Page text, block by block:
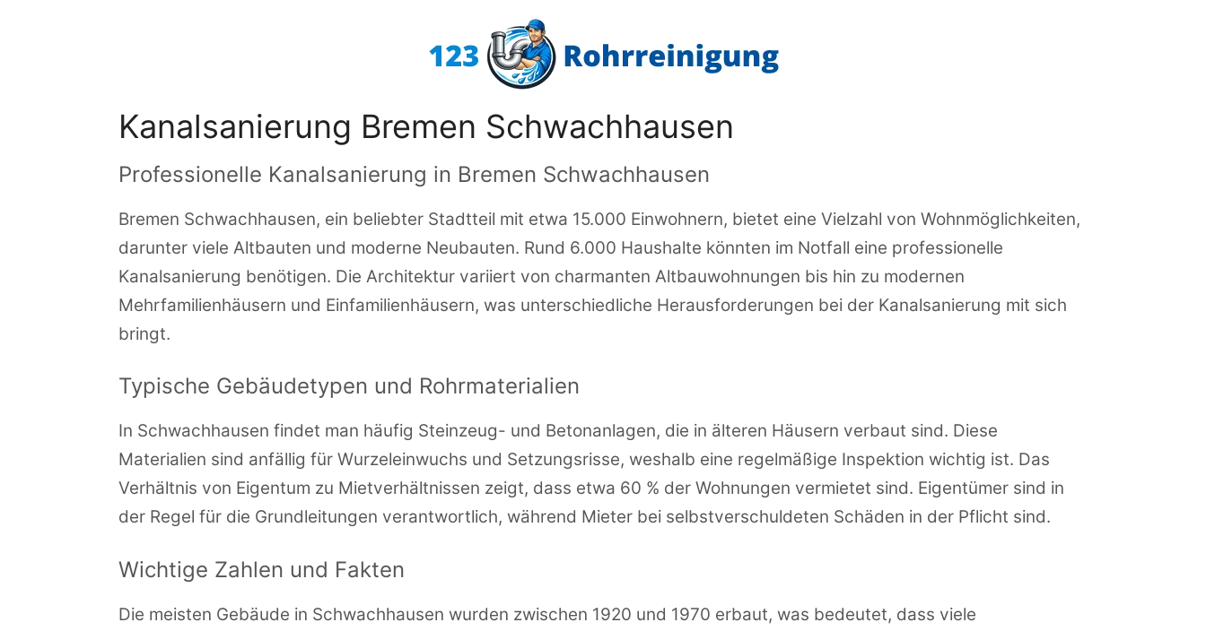
Kanalsanierung Bremen Schwachhausen
Professionelle Kanalsanierung in Bremen Schwachhausen
Bremen Schwachhausen, ein beliebter Stadtteil mit etwa 15.000 Einwohnern, bietet eine Vielzahl von Wohnmöglichkeiten,
darunter viele Altbauten und moderne Neubauten. Rund 6.000 Haushalte könnten im Notfall eine professionelle
Kanalsanierung benötigen. Die Architektur variiert von charmanten Altbauwohnungen bis hin zu modernen
Mehrfamilienhäusern und Einfamilienhäusern, was unterschiedliche Herausforderungen bei der Kanalsanierung mit sich
bringt.
Typische Gebäudetypen und Rohrmaterialien
In Schwachhausen findet man häufig Steinzeug- und Betonanlagen, die in älteren Häusern verbaut sind. Diese
Materialien sind anfällig für Wurzeleinwuchs und Setzungsrisse, weshalb eine regelmäßige Inspektion wichtig ist. Das
Verhältnis von Eigentum zu Mietverhältnissen zeigt, dass etwa 60 % der Wohnungen vermietet sind. Eigentümer sind in
der Regel für die Grundleitungen verantwortlich, während Mieter bei selbstverschuldeten Schäden in der Pflicht sind.
Wichtige Zahlen und Fakten
Die meisten Gebäude in Schwachhausen wurden zwischen 1920 und 1970 erbaut, was bedeutet, dass viele